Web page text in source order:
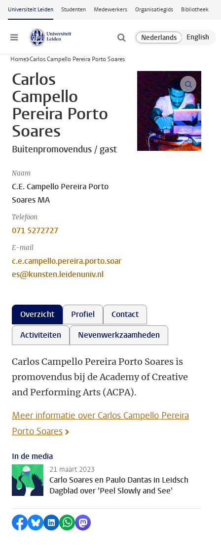
Ga naar hoofdinhoud
Universiteit Leiden Studenten Medewerkers Organisatiegids Bibliotheek
Menu
Home Carlos Campello Pereira Porto Soares
Carlos
Campello
Pereira Porto
Soares
Buitenpromovendus / gast
Naam
C.E. Campello Pereira Porto
Soares MA
Telefoon
071 5272727
E-mail
c.e.campello.pereira.porto.soar
es@kunsten.leidenuniv.nl
open
Overzicht Profiel
Contact
Activiteiten
Nevenwerkzaamheden
Carlos Campello Pereira Porto Soares is
promovendus bij de Academy of Creative
and Performing Arts (ACPA).
Meer informatie over Carlos Campello Pereira
Porto Soares
In de media
21 maart 2023
Carlo Soares en Paulo Dantas in Leidsch
Dagblad over 'Peel Slowly and See'
Delen op Facebook
Delen via Bluesky
Delen op LinkedIn
Delen via WhatsApp
Delen via Mastodon